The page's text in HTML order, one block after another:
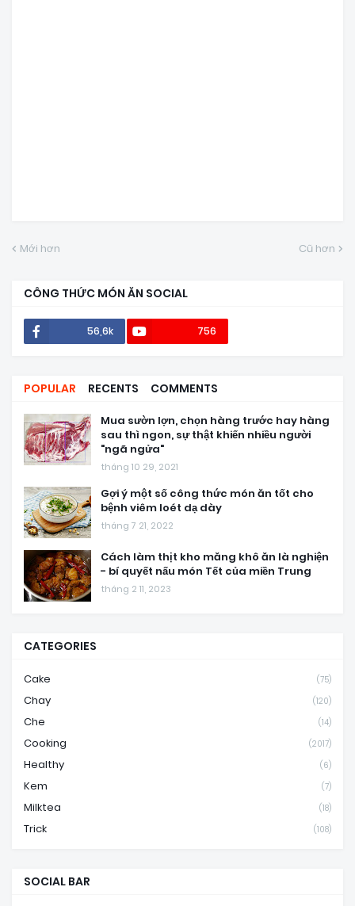
Mới hơn Cũ hơn
CÔNG THỨC MÓN ĂN SOCIAL
56,6k 756
POPULAR RECENTS COMMENTS
Mua sườn lợn, chọn hàng trước hay hàng
sau thì ngon, sự thật khiến nhiều người
"ngã ngửa"
tháng 10 29, 2021
Gợi ý một số công thức món ăn tốt cho
bệnh viêm loét dạ dày
tháng 7 21, 2022
Cách làm thịt kho măng khô ăn là nghiện
- bí quyết nấu món Tết của miền Trung
tháng 2 11, 2023
CATEGORIES
Cake (75)
Chay (120)
Che (14)
Cooking (2017)
Healthy (6)
Kem (7)
Milktea (18)
Trick (108)
SOCIAL BAR